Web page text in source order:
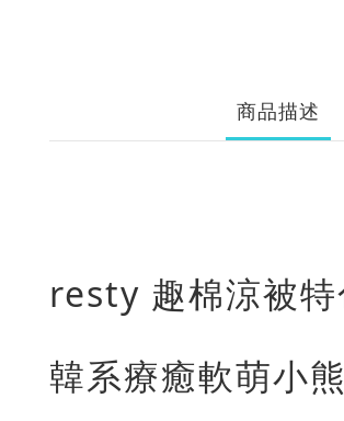
商品描述
resty 趣棉涼被
韓系療癒軟萌小